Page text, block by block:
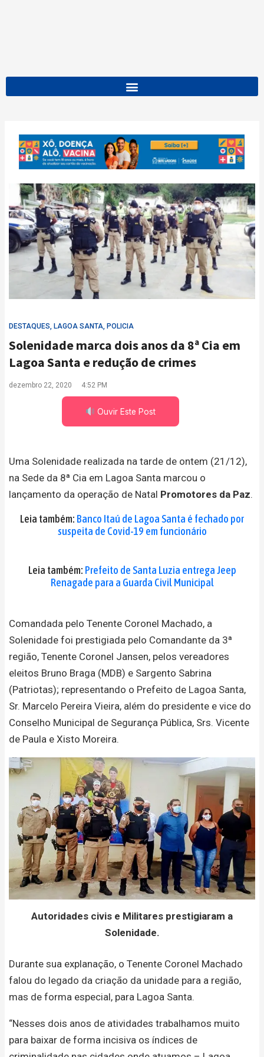
DESTAQUES, LAGOA SANTA, POLICIA
Solenidade marca dois anos da 8ª Cia em
Lagoa Santa e redução de crimes
dezembro 22, 2020 4:52 PM
Ouvir Este Post
Uma Solenidade realizada na tarde de ontem (21/12),
na Sede da 8ª Cia em Lagoa Santa marcou o
lançamento da operação de Natal Promotores da Paz.
Leia também: Banco Itaú de Lagoa Santa é fechado por
suspeita de Covid-19 em funcionário
Leia também: Prefeito de Santa Luzia entrega Jeep
Renagade para a Guarda Civil Municipal
Comandada pelo Tenente Coronel Machado, a
Solenidade foi prestigiada pelo Comandante da 3ª
região, Tenente Coronel Jansen, pelos vereadores
eleitos Bruno Braga (MDB) e Sargento Sabrina
(Patriotas); representando o Prefeito de Lagoa Santa,
Sr. Marcelo Pereira Vieira, além do presidente e vice do
Conselho Municipal de Segurança Pública, Srs. Vicente
de Paula e Xisto Moreira.
Autoridades civis e Militares prestigiaram a
Solenidade.
Durante sua explanação, o Tenente Coronel Machado
falou do legado da criação da unidade para a região,
mas de forma especial, para Lagoa Santa.
“Nesses dois anos de atividades trabalhamos muito
para baixar de forma incisiva os índices de